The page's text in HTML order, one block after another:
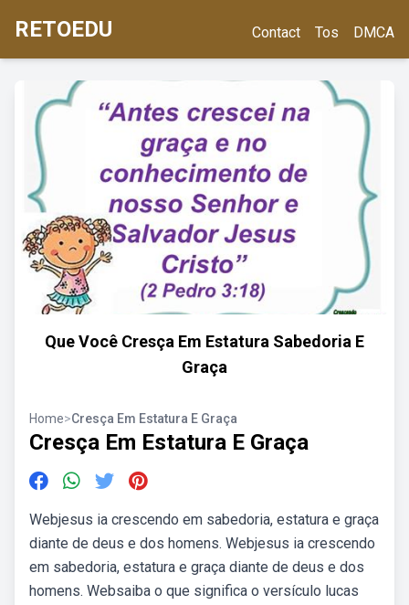
RETOEDU Contact Tos DMCA
Que Você Cresça Em Estatura Sabedoria E
Graça
Home>Cresça Em Estatura E Graça
Cresça Em Estatura E Graça
Webjesus ia crescendo em sabedoria, estatura e graça
diante de deus e dos homens. Webjesus ia crescendo
em sabedoria, estatura e graça diante de deus e dos
homens. Websaiba o que significa o versículo lucas